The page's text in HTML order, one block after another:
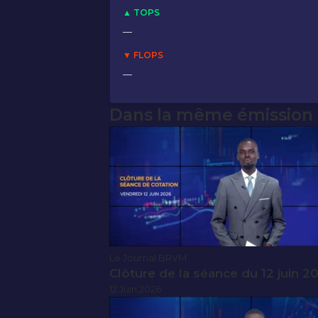
▲ TOPS
—
▼ FLOPS
—
Dans la même émission
Le Journal BRVM
Clôture de la séance du 12 juin